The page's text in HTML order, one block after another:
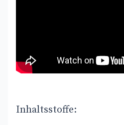
Inhaltsstoffe: